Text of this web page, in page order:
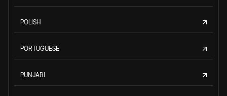
POLISH
PORTUGUESE
PUNJABI